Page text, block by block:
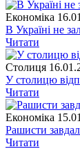
Економіка
В Україні не
Читати
Столиця
У столицю
Читати
Економіка
Рашисти
Читати